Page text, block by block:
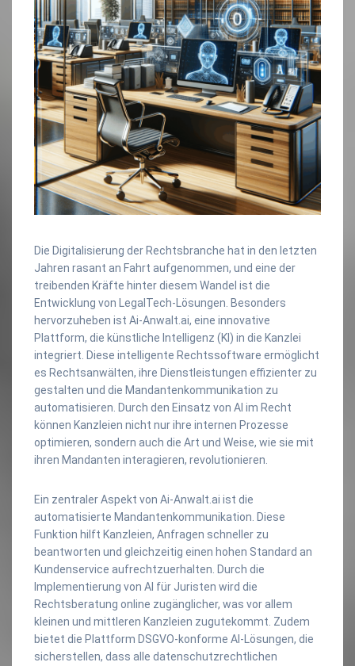
Die Digitalisierung der Rechtsbranche hat in den letzten
Jahren rasant an Fahrt aufgenommen, und eine der
treibenden Kräfte hinter diesem Wandel ist die
Entwicklung von LegalTech-Lösungen. Besonders
hervorzuheben ist Ai-Anwalt.ai, eine innovative
Plattform, die künstliche Intelligenz (KI) in die Kanzlei
integriert. Diese intelligente Rechtssoftware ermöglicht
es Rechtsanwälten, ihre Dienstleistungen effizienter zu
gestalten und die Mandantenkommunikation zu
automatisieren. Durch den Einsatz von AI im Recht
können Kanzleien nicht nur ihre internen Prozesse
optimieren, sondern auch die Art und Weise, wie sie mit
ihren Mandanten interagieren, revolutionieren.
Ein zentraler Aspekt von Ai-Anwalt.ai ist die
automatisierte Mandantenkommunikation. Diese
Funktion hilft Kanzleien, Anfragen schneller zu
beantworten und gleichzeitig einen hohen Standard an
Kundenservice aufrechtzuerhalten. Durch die
Implementierung von AI für Juristen wird die
Rechtsberatung online zugänglicher, was vor allem
kleinen und mittleren Kanzleien zugutekommt. Zudem
bietet die Plattform DSGVO-konforme AI-Lösungen, die
sicherstellen, dass alle datenschutzrechtlichen